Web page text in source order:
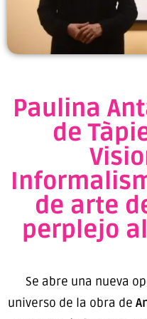
Paulina
de
de arte
perplejo
Se abre una nueva
universo de la obra de